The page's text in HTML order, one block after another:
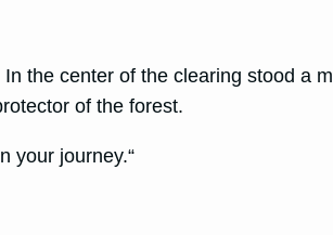
the center of the clearing stood a
of the forest.
your journey.“